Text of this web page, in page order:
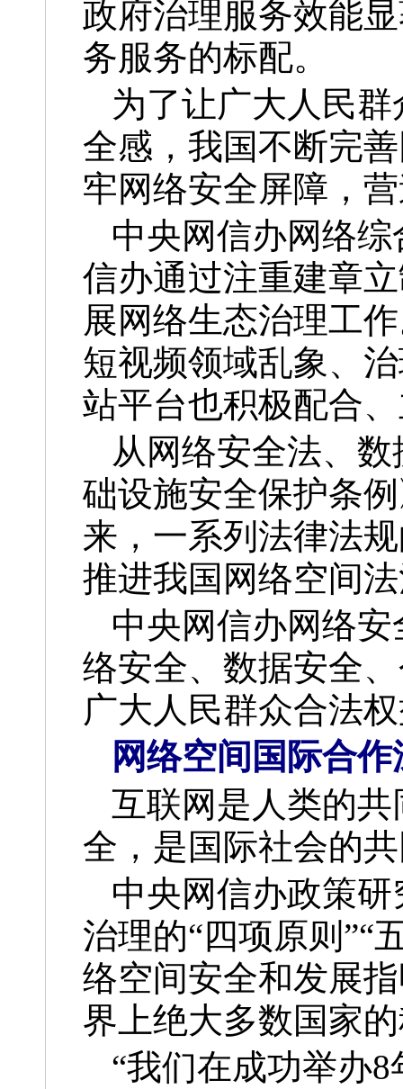
政府治理服务效能
务服务的标配。
为了让广大人民
全感，我国不断完
牢网络安全屏障，
中央网信办网络
信办通过注重建章
展网络生态治理工
短视频领域乱象、
站平台也积极配合
从网络安全法、
础设施安全保护条
来，一系列法律法
推进我国网络空间
中央网信办网络
络安全、数据安全
广大人民群众合法
网络空间国际合
互联网是人类的
全，是国际社会的
中央网信办政策
治理的“四项原则”“
络空间安全和发展
界上绝大多数国家
“我们在成功举办